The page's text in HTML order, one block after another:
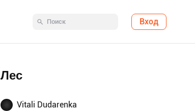
Вход
Лес
Vitali Dudarenka